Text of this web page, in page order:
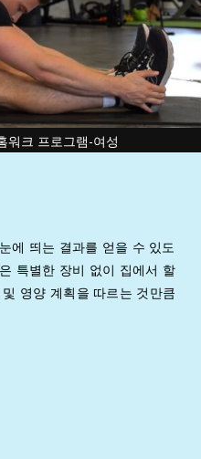
에 띄는 결과를 얻을 수 있도
특별한 장비 없이 집에서 할
영양 계획을 따르는 것만큼